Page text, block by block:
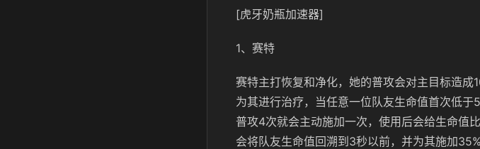
[虎牙奶瓶加速器]
1、赛特
赛特主打恢复和净化，她的普攻会对主目标造
为其进行治疗，当任意一位队友生命值首次低
普攻4次就会主动施加一次，使用后会给生命值
会将队友生命值回溯到3秒以前，并为其施加